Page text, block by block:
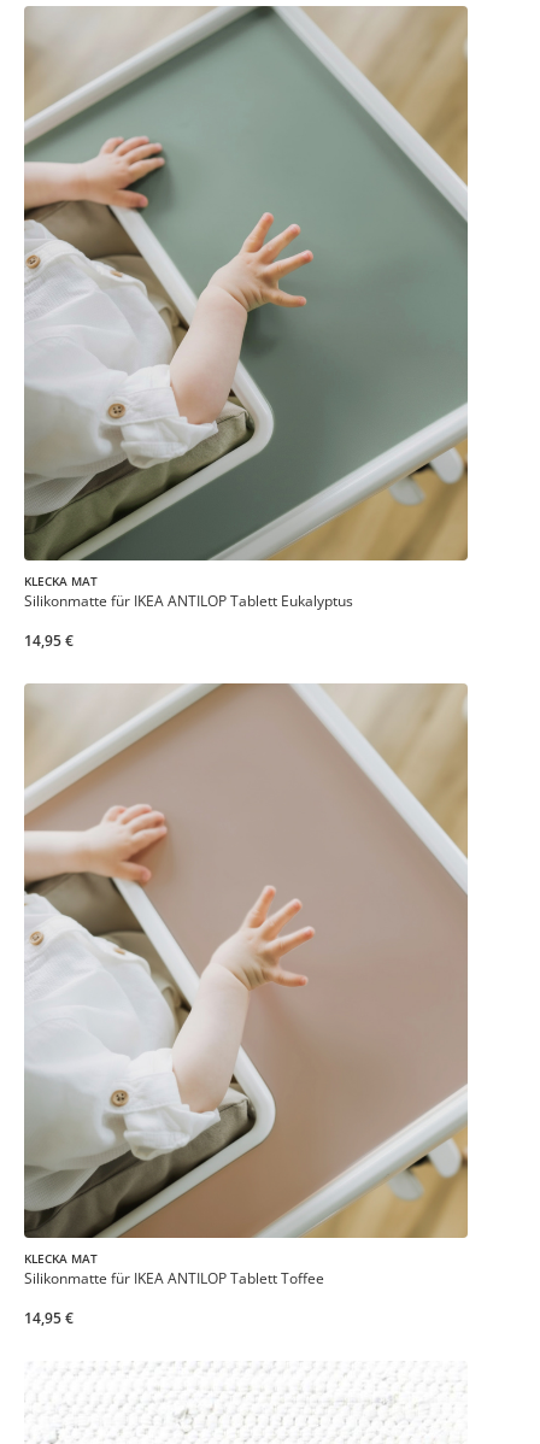
KLECKA MAT
Silikonmatte für IKEA ANTILOP Tablett Eukalyptus
14,95 €
KLECKA MAT
Silikonmatte für IKEA ANTILOP Tablett Toffee
14,95 €